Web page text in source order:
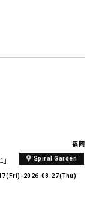
福岡
Spiral Garden
2026.08.27(Thu)